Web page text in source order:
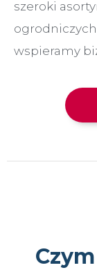
szeroki
wspieramy